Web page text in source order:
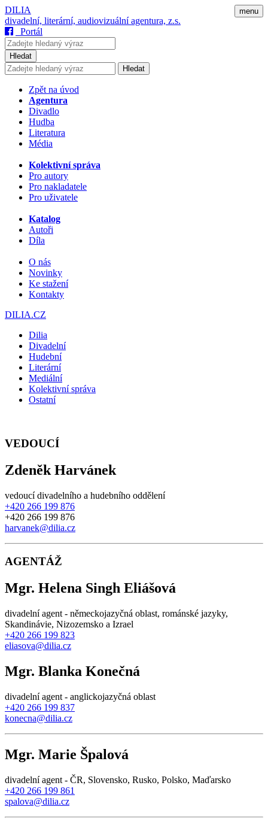
menu
DILIA
divadelní, literární, audiovizuální agentura, z.s.
Portál
Hledat
Hledat
Zpět na úvod
Agentura
Divadlo
Hudba
Literatura
Média
Kolektivní správa
Pro autory
Pro nakladatele
Pro uživatele
Katalog
Autoři
Díla
O nás
Novinky
Ke stažení
Kontakty
DILIA.CZ
Dilia
Divadelní
Hudební
Literární
Mediální
Kolektivní správa
Ostatní
VEDOUCÍ
Zdeněk Harvánek
vedoucí divadelního a hudebního oddělení
+420 266 199 876
+420 266 199 876
harvanek@dilia.cz
AGENTÁŽ
Mgr. Helena Singh Eliášová
divadelní agent - německojazyčná oblast, románské jazyky,
Skandinávie, Nizozemsko a Izrael
+420 266 199 823
eliasova@dilia.cz
Mgr. Blanka Konečná
divadelní agent - anglickojazyčná oblast
+420 266 199 837
konecna@dilia.cz
Mgr. Marie Špalová
divadelní agent - ČR, Slovensko, Rusko, Polsko, Maďarsko
+420 266 199 861
spalova@dilia.cz